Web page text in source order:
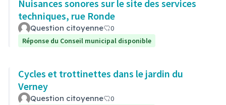
Nuisances sonores sur le site des services
techniques, rue Ronde
Question citoyenne
0
Réponse du Conseil municipal disponible
Cycles et trottinettes dans le jardin du
Verney
Question citoyenne
0